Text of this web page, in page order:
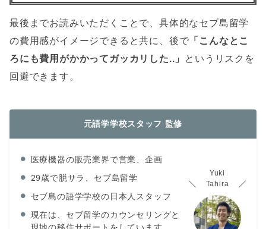
最後までお読みいただくことで、具体的なセブ島留学
の費用感がイメージできると共に、後で 「こんなとこ
ろにも費用がかかってガッカリした..」
というリスクを
回避できます。
元語学学校スタッフ 監修
医療機器の販売業界で営業、企画
29歳で脱サラ、セブ島留学
セブ島の語学学校の日本人スタッフ
現在は、セブ留学のカウンセリングと
現地の移住サポートをしています
Yuki
Tahira